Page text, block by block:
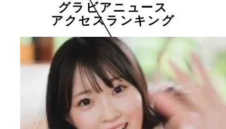
グラビアニュース
アクセスランキング